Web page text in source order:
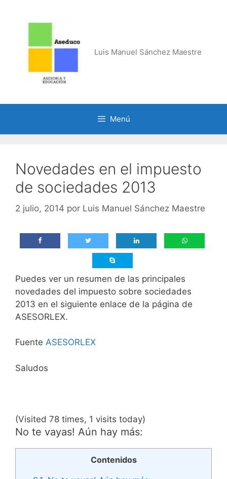
Luis Manuel Sánchez Maestre
Menú
Novedades en el impuesto
de sociedades 2013
2 julio, 2014 por Luis Manuel Sánchez Maestre
Puedes ver un resumen de las principales
novedades del impuesto sobre sociedades
2013 en el siguiente enlace de la página de
ASESORLEX.
Fuente ASESORLEX
Saludos
(Visited 78 times, 1 visits today)
No te vayas! Aún hay más:
Contenidos